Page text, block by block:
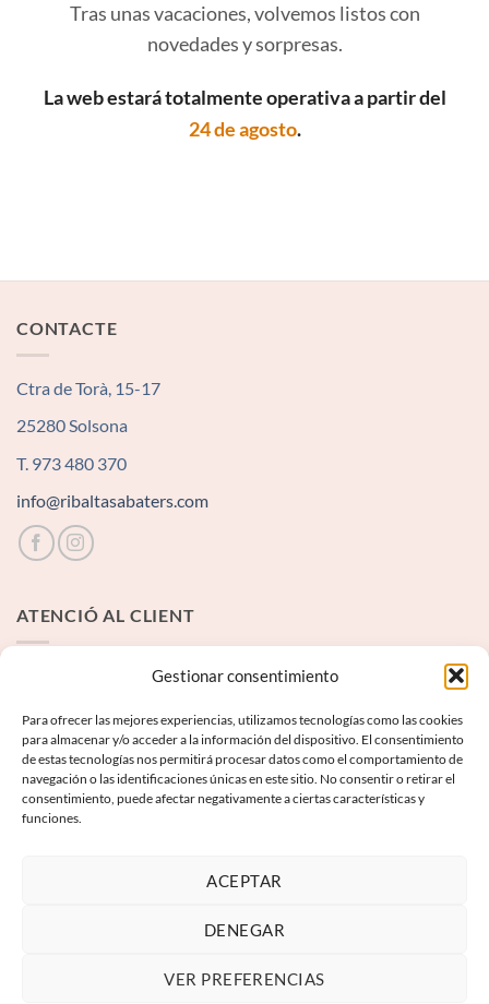
Gestionar consentimiento
Para ofrecer las mejores experiencias, utilizamos tecnologías como las cookies
para almacenar y/o acceder a la información del dispositivo. El consentimiento
de estas tecnologías nos permitirá procesar datos como el comportamiento de
navegación o las identificaciones únicas en este sitio. No consentir o retirar el
consentimiento, puede afectar negativamente a ciertas características y
funciones.
ACEPTAR
DENEGAR
VER PREFERENCIAS
Tras unas vacaciones, volvemos listos con
novedades y sorpresas.
La web estará totalmente operativa a partir del
24 de agosto.
CONTACTE
Ctra de Torà, 15-17
25280 Solsona
T. 973 480 370
info@ribaltasabaters.com
ATENCIÓ AL CLIENT
INFORMACIÓ LEGAL
Avís Legal